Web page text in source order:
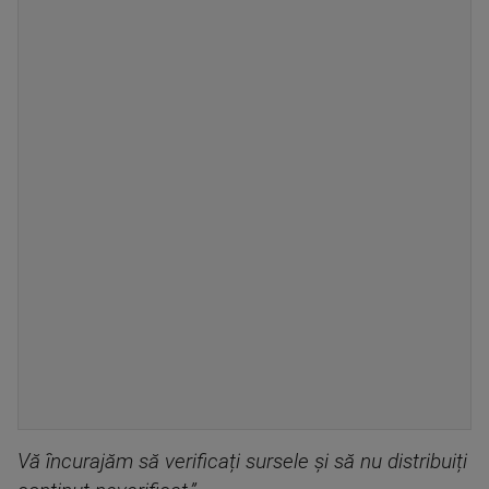
Vă încurajăm să verificați sursele și să nu distribuiți